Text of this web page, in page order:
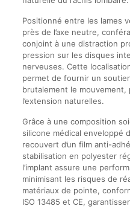
Positionné entre les lames
près de l’axe neutre,
conjoint à une distraction
pression sur les disques
nerveuses. Cette
permet de fournir un
brutalement le
l’extension naturelles.
Grâce à une composition
silicone médical enveloppé
recouvert d’un film anti-
stabilisation en polyester
l’implant assure une
minimisant les risques de
matériaux de pointe,
ISO 13485 et CE,